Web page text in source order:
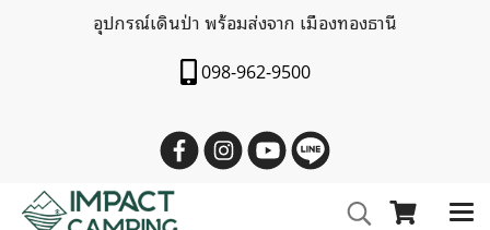
อุปกรณ์เดินป่า พร้อมส่งจาก เมืองทองธานี
098-962-9500